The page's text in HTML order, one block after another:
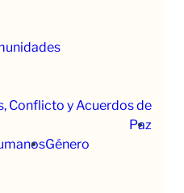
Conflicto y Acuerdos de
Paz
Género